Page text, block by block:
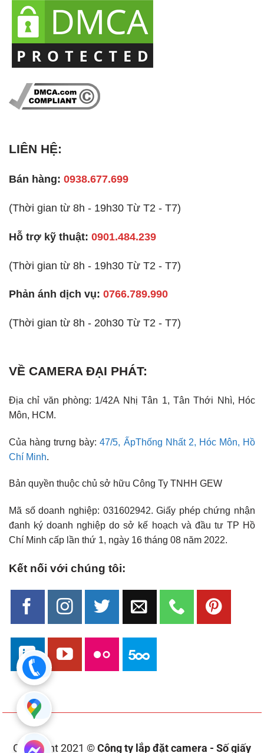
LIÊN HỆ:
Bán hàng: 0938.677.699
(Thời gian từ 8h - 19h30 Từ T2 - T7)
Hỗ trợ kỹ thuật: 0901.484.239
(Thời gian từ 8h - 19h30 Từ T2 - T7)
Phản ánh dịch vụ: 0766.789.990
(Thời gian từ 8h - 20h30 Từ T2 - T7)
VỀ CAMERA ĐẠI PHÁT:
Địa chỉ văn phòng: 1/42A Nhị Tân 1, Tân Thới Nhì, Hóc
Môn, HCM.
Của hàng trưng bày:47/5, ẤpThống Nhất 2, Hóc Môn, Hồ
Chí Minh.
Bản quyền thuộc chủ sở hữu Công Ty TNHH GEW
Mã số doanh nghiệp: 031602942. Giấy phép chứng nhận
đanh ký doanh nghiệp do sở kế hoạch và đầu tư TP Hồ
Chí Minh cấp lần thứ 1, ngày 16 tháng 08 năm 2022.
Kết nối với chúng tôi:
Copyright 2021 © Công ty lắp đặt camera - Số giấy